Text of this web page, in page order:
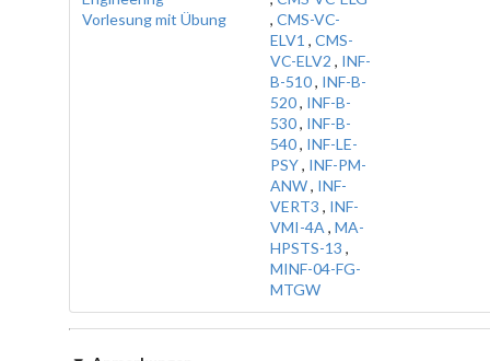
Vorlesung mit Übung
, CMS-VC-
ELV1 , CMS-
VC-ELV2 , INF-
B-510, INF-B-
520, INF-B-
530, INF-B-
540, INF-LE-
PSY, INF-PM-
ANW, INF-
VERT3 , INF-
VMI-4A , MA-
HPSTS-13 ,
MINF-04-FG-
MTGW